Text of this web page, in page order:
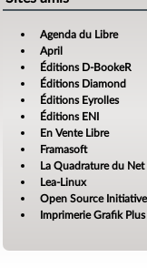
Agenda du Libre
April
Éditions D-BookeR
Éditions Diamond
Éditions Eyrolles
Éditions ENI
En Vente Libre
Framasoft
La Quadrature du Net
Lea-Linux
Open Source Initiative
Imprimerie Grafik Plus